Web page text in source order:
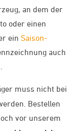
an dem der
oder einen
ein Saison-
auch
muss nicht bei
Bestellen
vor unserem